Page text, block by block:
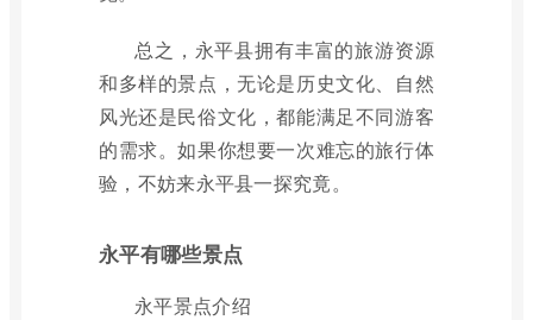
总之，永平县拥有丰富的旅游资源
和多样的景点，无论是历史文化、自然
风光还是民俗文化，都能满足不同游客
的需求。如果你想要一次难忘的旅行体
验，不妨来永平县一探究竟。
永平有哪些景点
永平景点介绍